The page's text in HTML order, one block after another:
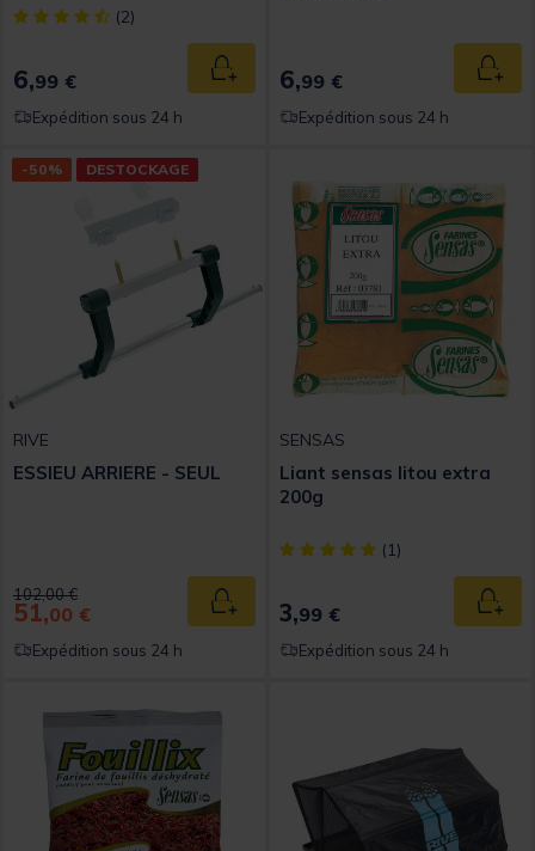
[object Object] out of 5 Customer Rating
(2)
6,99 € Ajouter au panier
Expédition sous 24 h
6,99 €
Expédition sous 24 h
-50% DESTOCKAGE
RIVE
ESSIEU ARRIERE - SEUL
Price reduced from
102,00 €to
51,00 € Ajouter au panier
Expédition sous 24 h
SENSAS
Liant sensas litou extra
200g
[object Object] out of 5
(1)
3,99 €
Expédition sous 24 h